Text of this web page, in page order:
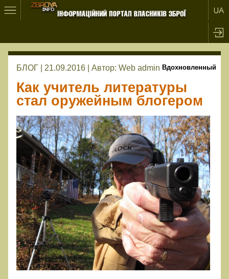
БЛОГ | 21.09.2016 | Автор: Web admin
Как учитель литературы
стал оружейным блогером
Вдохновленный